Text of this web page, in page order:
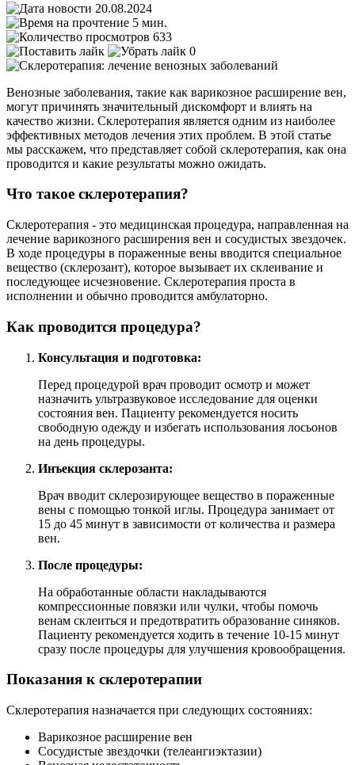
20.08.2024
5 мин.
633
0
Венозные заболевания, такие как варикозное расширение вен,
могут причинять значительный дискомфорт и влиять на
качество жизни. Склеротерапия является одним из наиболее
эффективных методов лечения этих проблем. В этой статье
мы расскажем, что представляет собой склеротерапия, как она
проводится и какие результаты можно ожидать.
Что такое склеротерапия?
Склеротерапия - это медицинская процедура, направленная на
лечение варикозного расширения вен и сосудистых звездочек.
В ходе процедуры в пораженные вены вводится специальное
вещество (склерозант), которое вызывает их склеивание и
последующее исчезновение. Склеротерапия проста в
исполнении и обычно проводится амбулаторно.
Как проводится процедура?
Консультация и подготовка:
Перед процедурой врач проводит осмотр и может
назначить ультразвуковое исследование для оценки
состояния вен. Пациенту рекомендуется носить
свободную одежду и избегать использования лосьонов
на день процедуры.
Инъекция склерозанта:
Врач вводит склерозирующее вещество в пораженные
вены с помощью тонкой иглы. Процедура занимает от
15 до 45 минут в зависимости от количества и размера
вен.
После процедуры:
На обработанные области накладываются
компрессионные повязки или чулки, чтобы помочь
венам склеиться и предотвратить образование синяков.
Пациенту рекомендуется ходить в течение 10-15 минут
сразу после процедуры для улучшения кровообращения.
Показания к склеротерапии
Склеротерапия назначается при следующих состояниях:
Варикозное расширение вен
Сосудистые звездочки (телеангиэктазии)